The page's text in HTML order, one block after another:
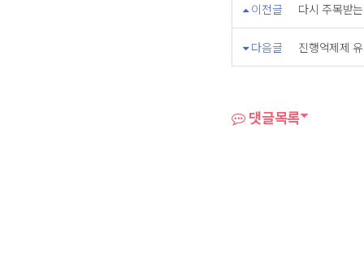
이전글 다시 주목받
다음글 진행억제제
댓글목록